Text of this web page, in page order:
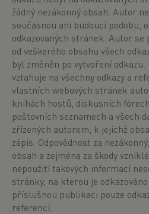
žádný nezákonný obsah. Autor
současnou ani budoucí podobu,
odkazovaných stránek. Autor se
od veškerého obsahu všech
byl změněn po vytvoření
vztahuje na všechny odkazy a
vlastních webových stránek
knihách hostů, diskusních
poštovních seznamech a všech
zřízených autorem, k jejichž
zápis. Odpovědnost za
obsah a zejména za škody
nepoužití takových informací
stránky, na kterou je
příslušnou publikaci pouze
referencí.